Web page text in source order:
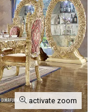
activate zoom